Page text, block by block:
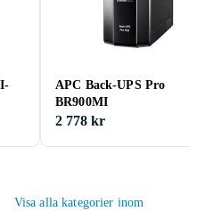
APC Back-UPS Pro
BR900MI
2 778 kr
Visa alla kategorier inom